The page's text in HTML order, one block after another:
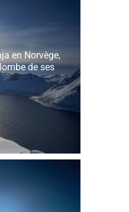
en Norvège,
de ses